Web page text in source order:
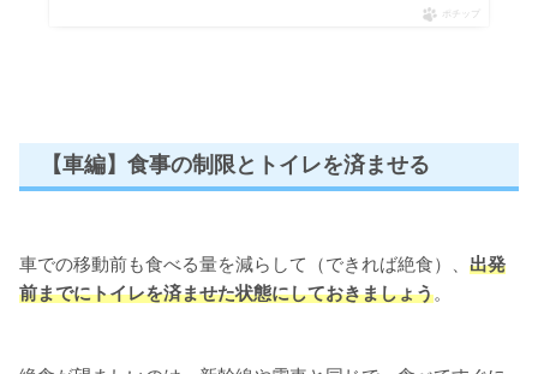
ポチップ
【車編】食事の制限とトイレを済ませる
車での移動前も食べる量を減らして（できれば絶食）、 出発
前までにトイレを済ませた状態にしておきましょう。